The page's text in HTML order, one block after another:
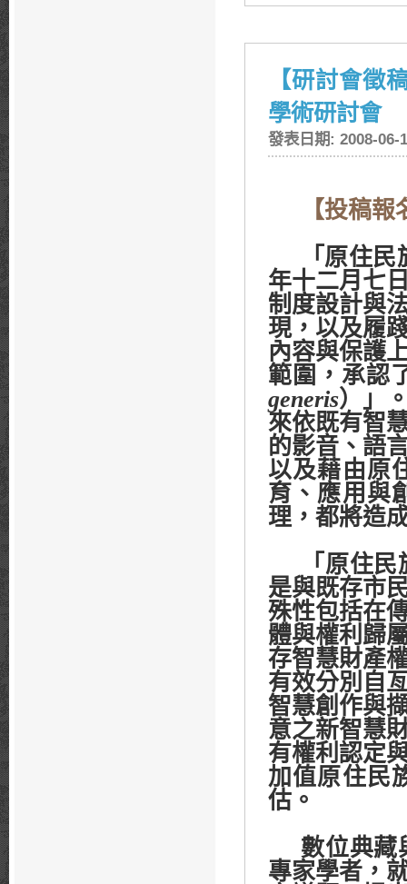
【研討會徵
學術研討會
發表日期: 2008-06-
【投稿
「原住
年十二月七
制度設計與
現，以及履
內容與保護
範圍，承認
generis）」
來依既有智
的影音、語
以及藉由原
育、應用與
理，都將造
「原住
是與既存市
殊性包括在
體與權利歸
存智慧財產
有效分別自
智慧創作與
意之新智慧
有權利認定
加值原住民
估。
數位典藏
專家學者，